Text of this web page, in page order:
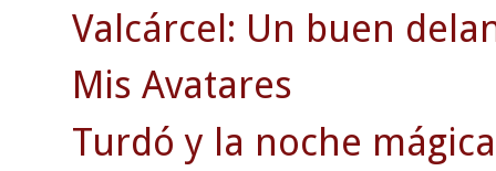
Valcárcel: Un buen
Mis Avatares
Turdó y la noche